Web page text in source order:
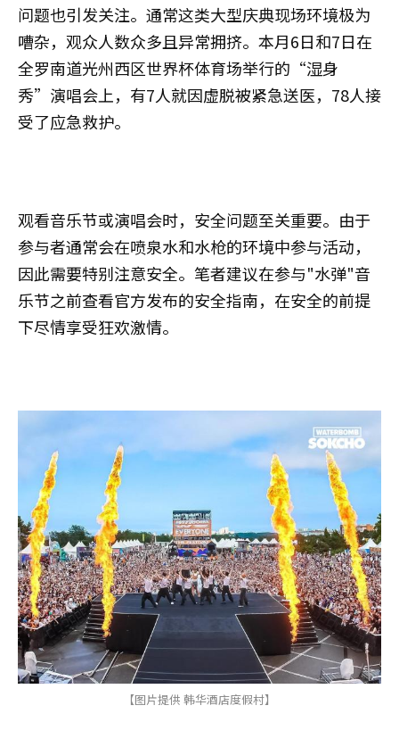
问题也引发关注。通常这类大型庆典现场环境极为
嘈杂，观众人数众多且异常拥挤。本月6日和7日在
全罗南道光州西区世界杯体育场举行的“湿身
秀”演唱会上，有7人就因虚脱被紧急送医，78人接
受了应急救护。
观看音乐节或演唱会时，安全问题至关重要。由于
参与者通常会在喷泉水和水枪的环境中参与活动，
因此需要特别注意安全。笔者建议在参与"水弹"音
乐节之前查看官方发布的安全指南，在安全的前提
下尽情享受狂欢激情。
【图片提供 韩华酒店度假村】